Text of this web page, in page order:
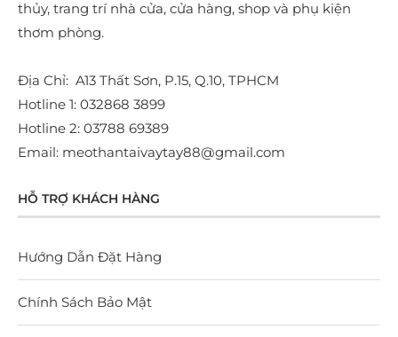
thủy, trang trí nhà cửa, cửa hàng, shop và phụ kiện
thơm phòng.
Địa Chỉ: A13 Thất Sơn, P.15, Q.10, TPHCM
Hotline 1: 032868 3899
Hotline 2: 03788 69389
Email: meothantaivaytay88@gmail.com
HỖ TRỢ KHÁCH HÀNG
Hướng Dẫn Đặt Hàng
Chính Sách Bảo Mật